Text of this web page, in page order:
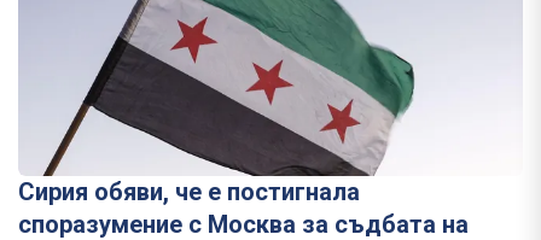
Сирия обяви, че е постигнала
споразумение с Москва за съдбата на